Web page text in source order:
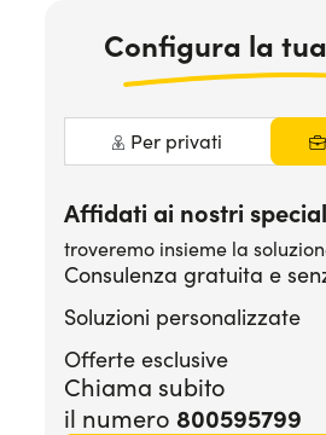
Configura la
Per privati
Affidati ai nostri
troveremo insieme la
Consulenza gratuita e
Soluzioni personalizzate
Offerte esclusive
Chiama subito
il numero 800595799